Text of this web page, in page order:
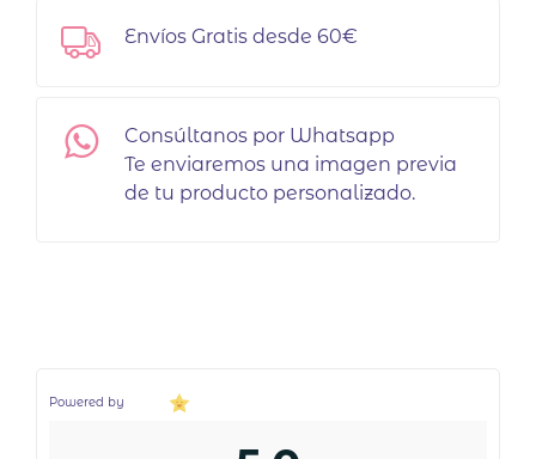
Envíos Gratis desde 60€
Consúltanos por Whatsapp
Te enviaremos una imagen previa
de tu producto personalizado.
Powered by